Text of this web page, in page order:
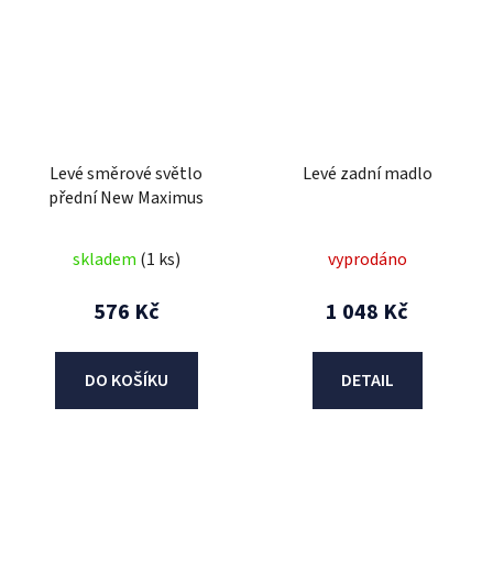
Levé směrové světlo
přední New Maximus
skladem (1 ks)
576 Kč
DO KOŠÍKU
Levé zadní madlo
vyprodáno
1 048 Kč
DETAIL